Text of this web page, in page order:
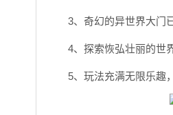
3、奇幻的异世界大门
4、探索恢弘壮丽的世
5、玩法充满无限乐趣